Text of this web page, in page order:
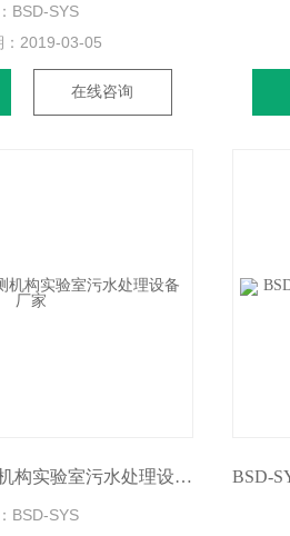
BSD-SYS
2019-03-05
在线咨询
BSD-SYS毕节检测机构实验室污水处理设备厂家
BSD-SYS